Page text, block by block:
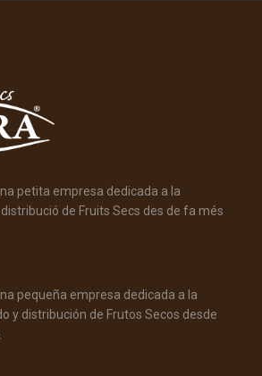
petita empresa dedicada a la
de Fruits Secs des de fa més
pequeña empresa dedicada a la
y distribución de Frutos Secos desde